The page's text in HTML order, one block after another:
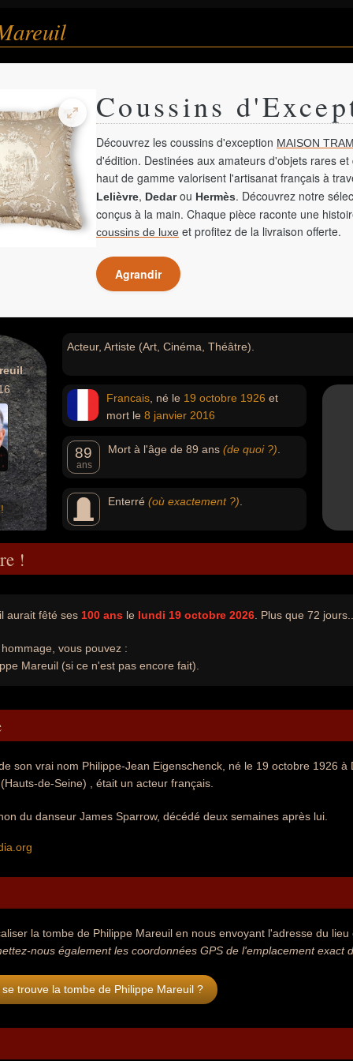
Coussins
Découvrez les coussins d'exception MAISON
d'édition. Destinées aux amateurs d'objets rares
haut de gamme valorisent l'artisanat français à
Lelièvre, Dedarou Hermès. Découvrez notre
conçus à la main. Chaque pièce raconte une
coussins de luxe et profitez de la livraison offerte.
Agrandir
Acteur, Artiste (Art, Cinéma, Théâtre).
Francais , né le 19 octobre 1926 et
mort le 8 janvier 2016
89
ans
Mort à l'âge de 89 ans (de quoi ?)
Enterré (où exactement ?)
!
aurait fêté ses 100 ans le lundi 19 octobre 2026 . Plus que 72
vous pouvez :
Mareuil (si ce n'est pas encore fait).
son vrai nom Philippe-Jean Eigenschenck, né le 19 octobre 1926
de-Seine) , était un acteur français.
du danseur James Sparrow, décédé deux semaines après lui.
la tombe de Philippe Mareuil en nous envoyant l'adresse du
nous également les coordonnées GPS de l'emplacement exact
trouve la tombe de Philippe Mareuil ?